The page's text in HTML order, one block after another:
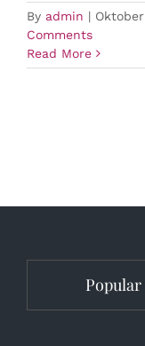
By admin |
Comments
Read More
Popular